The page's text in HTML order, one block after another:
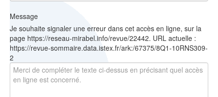
Message
Je souhaite signaler une erreur dans cet accès en ligne, sur la
page https://reseau-mirabel.info/revue/22442. URL actuelle :
https://revue-sommaire.data.istex.fr/ark:/67375/8Q1-10RNS309-
2